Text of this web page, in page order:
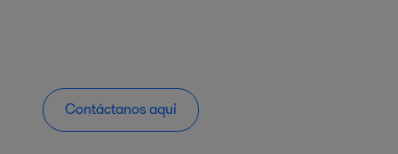
Contáctanos aquí